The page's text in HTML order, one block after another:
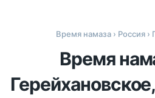
Время намаза › Россия ›
Время